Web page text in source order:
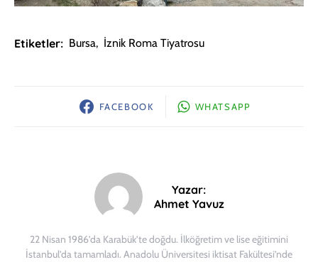
Etiketler: Bursa, İznik Roma Tiyatrosu
FACEBOOK WHATSAPP
Yazar:
Ahmet Yavuz
22 Nisan 1986’da Karabük’te doğdu. İlköğretim ve lise eğitimini
İstanbul’da tamamladı. Anadolu Üniversitesi iktisat Fakültesi’nde